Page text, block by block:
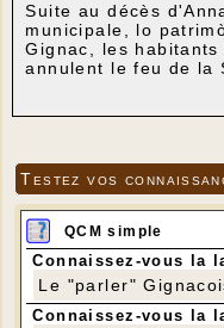
Suite au décès
municipale, lo
Gignac, les
annulent le feu de la
Testez vos
QCM simple
Connaissez-vous la
Le "parler"
Connaissez-vous la